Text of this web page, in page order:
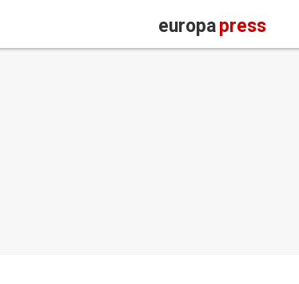
europapress